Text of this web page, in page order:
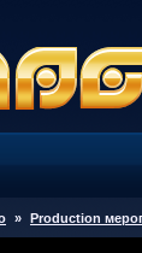
» Production